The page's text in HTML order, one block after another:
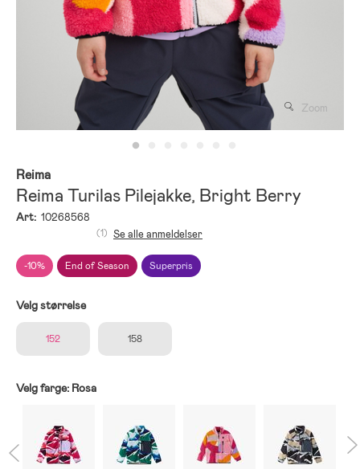
Zoom
Reima
Reima Turilas Pilejakke, Bright Berry
Art: 10268568
-10% End of Season Superpris
(1) Se alle anmeldelser
Velg størrelse
152 158
Velg farge: Rosa